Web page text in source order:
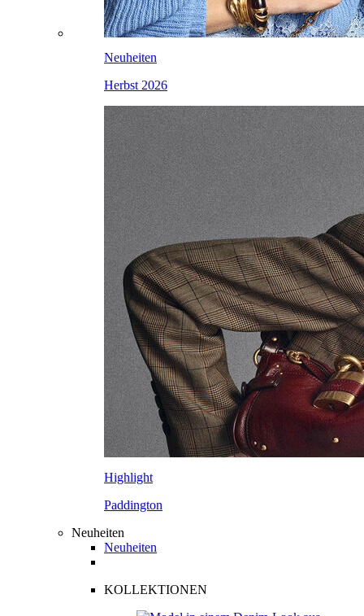
Neuheiten
Herbst 2026
Highlight
Paddington
Neuheiten
Neuheiten
KOLLEKTIONEN